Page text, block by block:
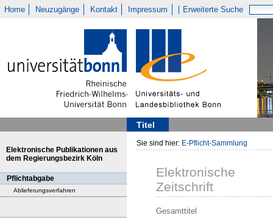
Home Neuzugänge Kontakt Impressum Erweiterte Suche
Titel
Elektronische Publikationen aus
dem Regierungsbezirk Köln
Pflichtabgabe
Ablieferungsverfahren
Sie sind hier: E-Pflicht-Sammlung
Elektronische
Zeitschrift
Gesamttitel